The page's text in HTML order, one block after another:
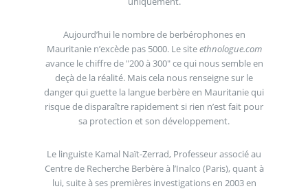
Aujourd’hui le nombre de berbérophones en
Mauritanie n’excède pas 5000. Le siteethnologue.com
avance le chiffre de "200 à 300" ce qui nous semble en
deçà de la réalité. Mais cela nous renseigne sur le
danger qui guette la langue berbère en Mauritanie qui
risque de disparaître rapidement si rien n’est fait pour
sa protection et son développement.
Le linguiste Kamal Naït-Zerrad, Professeur associé au
Centre de Recherche Berbère à l’Inalco (Paris), quant à
lui, suite à ses premières investigations en 2003 en